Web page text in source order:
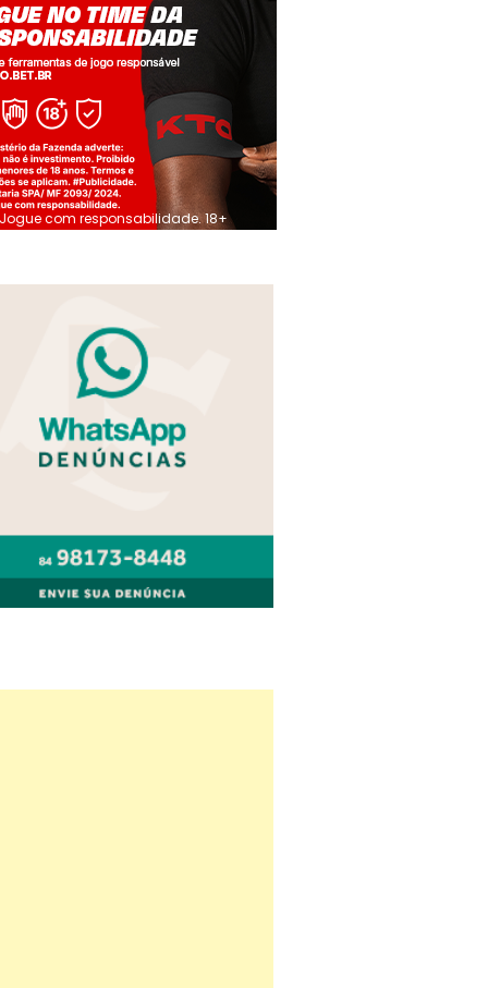
Jogue com responsabilidade. 18+